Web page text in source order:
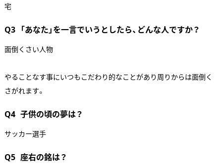
宅
Q3 「あなた」を一言でいうとしたら、どんな人ですか？
面倒くさい人物
やることなす事にいつもこだわり的なことがあり周りからは面倒く
さがれます。
Q4 子供の頃の夢は？
サッカー選手
Q5 座右の銘は？